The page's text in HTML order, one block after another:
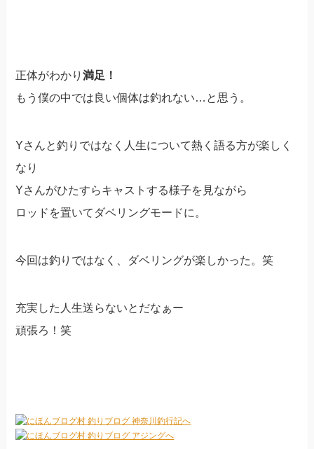
正体がわかり満足！
もう僕の中では良い個体は釣れない…と思う。
Yさんと釣りではなく人生について熱く語る方が楽しく
なり
Yさんがひたすらキャストする様子を見ながら
ロッドを置いてダベリングモードに。
今回は釣りではなく、ダベリングが楽しかった。笑
充実した人生送らないとだなぁー
頑張ろ！笑